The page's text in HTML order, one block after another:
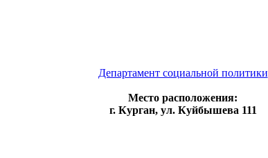
Департамент социальной политики
Место расположения:
г. Курган, ул. Куйбышева 111